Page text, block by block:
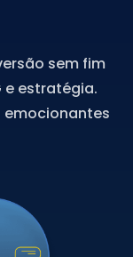
sem fim
e estratégia.
emocionantes